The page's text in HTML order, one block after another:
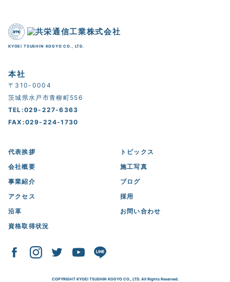
KYOEI TSUSHIN KOGYO CO., LTD.
本社
〒310-0004
茨城県水戸市青柳町556
TEL:029-227-6363
FAX:029-224-1730
代表挨拶
会社概要
事業紹介
アクセス
沿革
資格取得状況
トピックス
施工写真
ブログ
採用
お問い合わせ
COPYRIGHT KYOEI TSUSHIN KOGYO CO., LTD. All Rights Reserved.